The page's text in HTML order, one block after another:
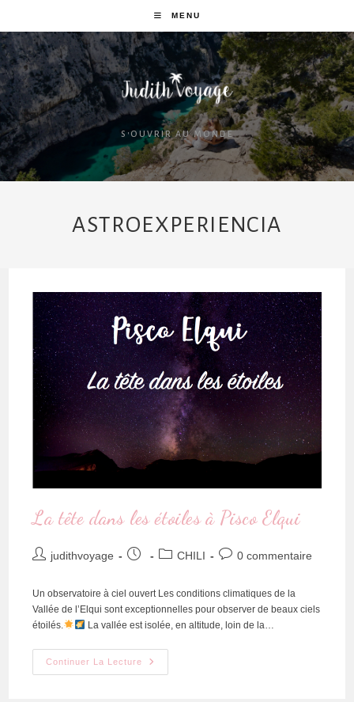
MENU
S'OUVRIR AU MONDE
ASTROEXPERIENCIA
La tête dans les étoiles à Pisco Elqui
judithvoyage CHILI 0 commentaire
Un observatoire à ciel ouvert Les conditions climatiques de la
Vallée de l’Elqui sont exceptionnelles pour observer de beaux ciels
étoilés.
La vallée est isolée, en altitude, loin de la…
Continuer La Lecture